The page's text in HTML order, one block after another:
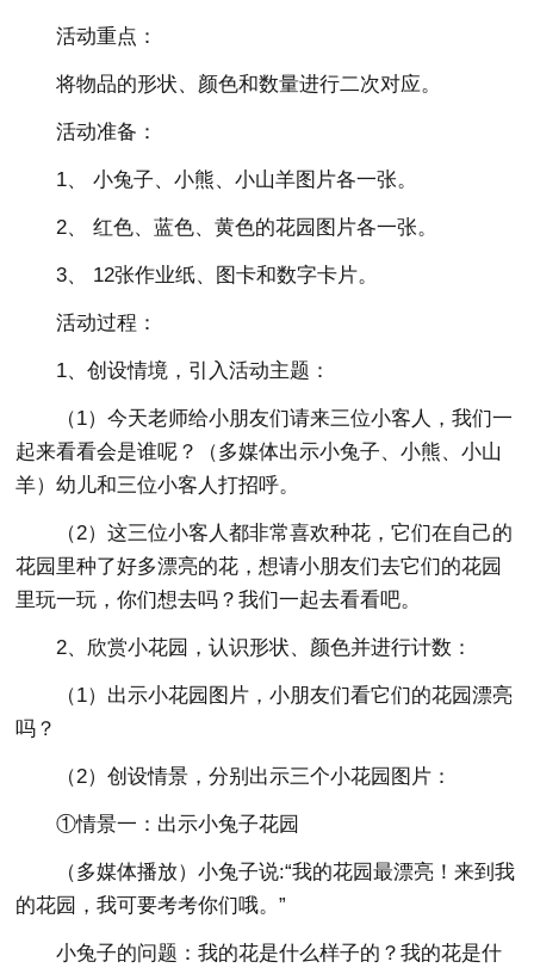
活动重点：
将物品的形状、颜色和数量进行二次对应。
活动准备：
1、 小兔子、小熊、小山羊图片各一张。
2、 红色、蓝色、黄色的花园图片各一张。
3、 12张作业纸、图卡和数字卡片。
活动过程：
1、创设情境，引入活动主题：
（1）今天老师给小朋友们请来三位小客人，我们一
起来看看会是谁呢？（多媒体出示小兔子、小熊、小山
羊）幼儿和三位小客人打招呼。
（2）这三位小客人都非常喜欢种花，它们在自己的
花园里种了好多漂亮的花，想请小朋友们去它们的花园
里玩一玩，你们想去吗？我们一起去看看吧。
2、欣赏小花园，认识形状、颜色并进行计数：
（1）出示小花园图片，小朋友们看它们的花园漂亮
吗？
（2）创设情景，分别出示三个小花园图片：
①情景一：出示小兔子花园
（多媒体播放）小兔子说:“我的花园最漂亮！来到我
的花园，我可要考考你们哦。”
小兔子的问题：我的花是什么样子的？我的花是什